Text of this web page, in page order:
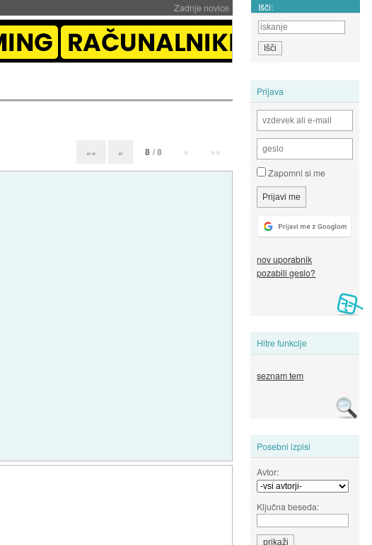
Zadnje novice Išči:
Prijava
Zapomni si me
nov uporabnik
pozabili geslo?
Hitre funkcije
seznam tem
Posebni izpisi
Avtor:
Ključna beseda:
«« « 8 / 8 » »»